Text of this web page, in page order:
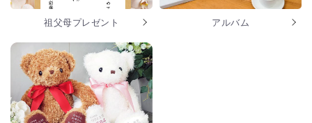
祖父母プレゼント アルバム